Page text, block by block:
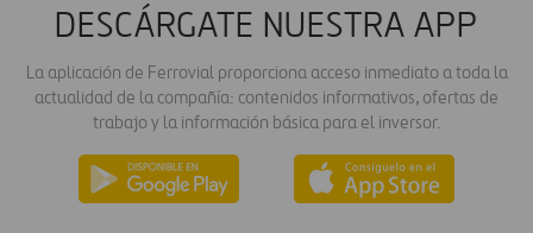
DESCÁRGATE NUESTRA APP
La aplicación de Ferrovial proporciona acceso inmediato a toda la
actualidad de la compañía: contenidos informativos, ofertas de
trabajo y la información básica para el inversor.